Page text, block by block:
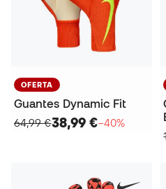
OFERTA
Guantes Dynamic Fit
64,99 €38,99 €−40%